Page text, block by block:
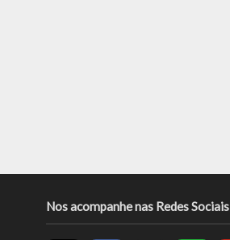
Nos acompanhe nas Redes Sociais